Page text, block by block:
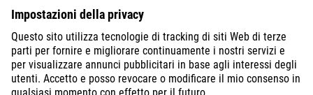
EXPLORE